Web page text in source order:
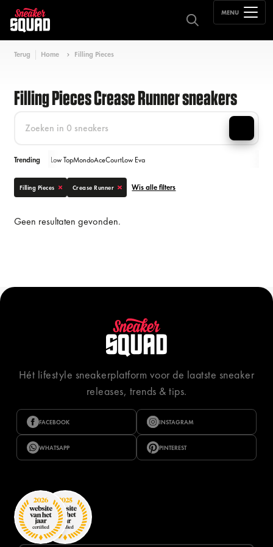
MENU
Terug Home Filling Pieces
Filling Pieces Crease Runner sneakers
Trending Low TopMondoAceCourtLow Eva
Filling Pieces Crease Runner Wis alle filters
Geen resultaten gevonden.
Hét lifestyle sneakerplatform voor de laatste sneaker
releases, trends & tips.
FACEBOOK INSTAGRAM
WHATSAPP PINTEREST